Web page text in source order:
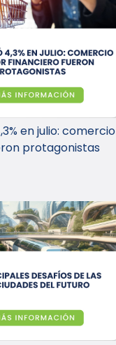
en julio:
protagonistas